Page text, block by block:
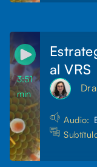
3:51
min
al VRS
Audio: